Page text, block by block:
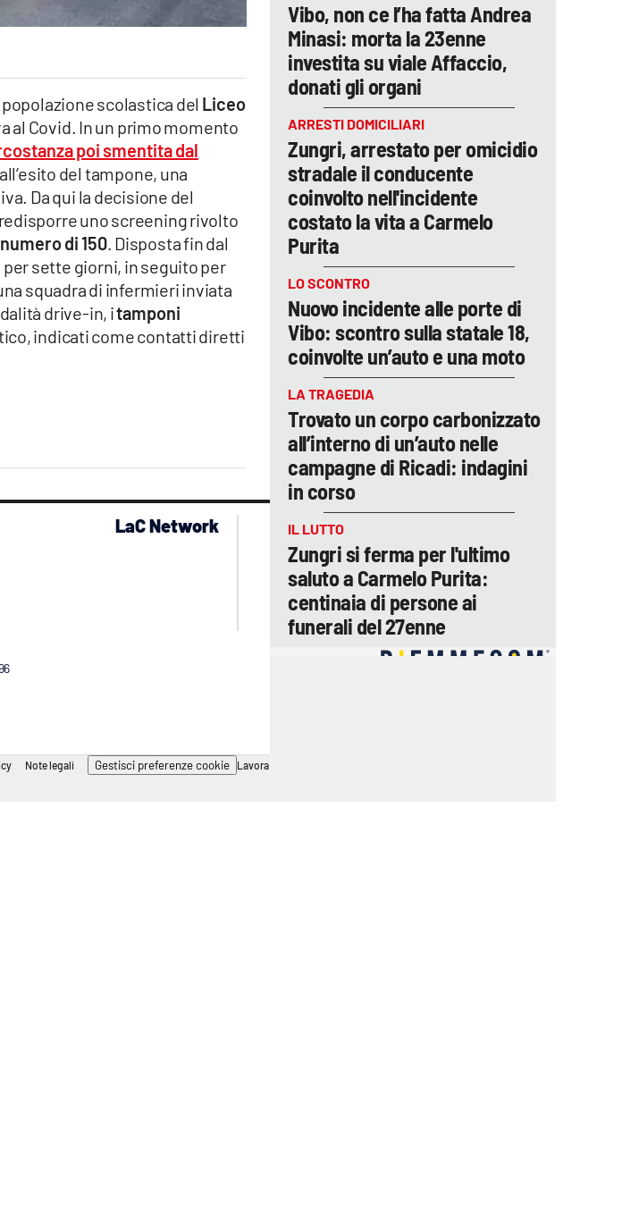
scolastica del Liceo
al Covid. In un primo momento
poi smentita dal
del tampone, una
Da qui la decisione del
uno screening rivolto
di 150. Disposta fin dal
sette giorni, in seguito per
squadra di infermieri inviata
drive-in, itamponi
indicati come contatti diretti
Vibo, non ce l’ha fatta Andrea
Minasi: morta la 23enne
investita su viale Affaccio,
donati gli organi
ARRESTI DOMICILIARI
Zungri, arrestato per omicidio
stradale il conducente
coinvolto nell'incidente
costato la vita a Carmelo
Purita
LO SCONTRO
Nuovo incidente alle porte di
Vibo: scontro sulla statale 18,
coinvolte un’auto e una moto
LA TRAGEDIA
Trovato un corpo carbonizzato
all’interno di un’auto nelle
campagne di Ricadi: indagini
in corso
IL LUTTO
Zungri si ferma per l'ultimo
saluto a Carmelo Purita:
centinaia di persone ai
funerali del 27enne
LaC Network
lacplay.it
lactv.it
laconair.it
lacapitalenews.it
ilreggino.it
cosenzachannel.it
catanzarochannel.it
Note legali Gestisci preferenze cookie Lavora con noi